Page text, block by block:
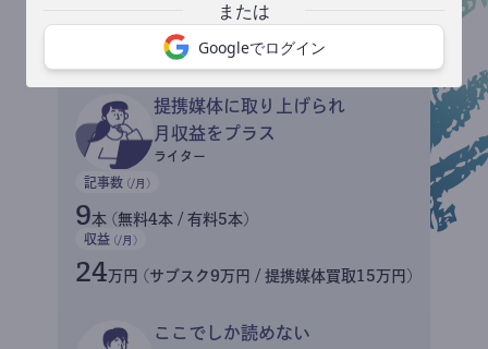
Googleでログイン
提携媒体に取り上げられ
月収益をプラス
ライター
記事数 (/月)
9本 (無料4本 / 有料5本)
収益 (/月)
24万円 (サブスク9万円 / 提携媒体買取15万円)
ここでしか読めない